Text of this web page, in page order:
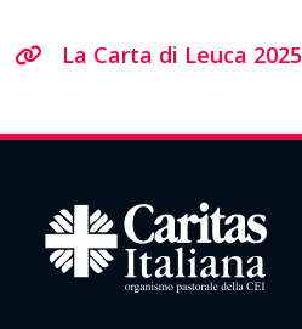
La Carta di Leuca 2025